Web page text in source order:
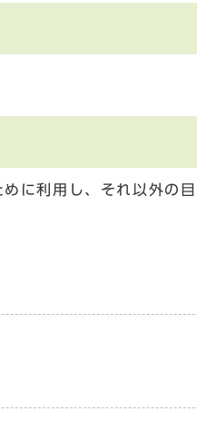
に利用し、それ以外の目